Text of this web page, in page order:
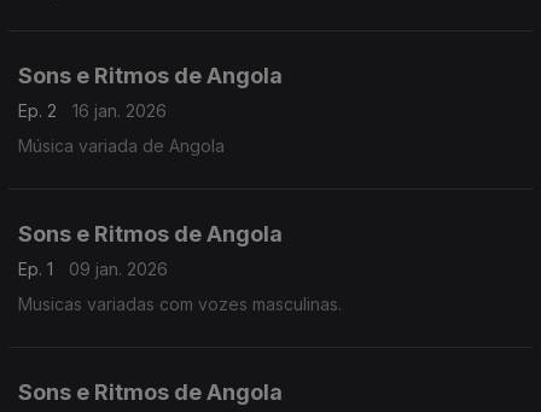
Sons e Ritmos de Angola
Ep. 2
16 jan. 2026
Música variada de Angola
Sons e Ritmos de Angola
Ep. 1
09 jan. 2026
Musicas variadas com vozes masculinas.
Sons e Ritmos de Angola